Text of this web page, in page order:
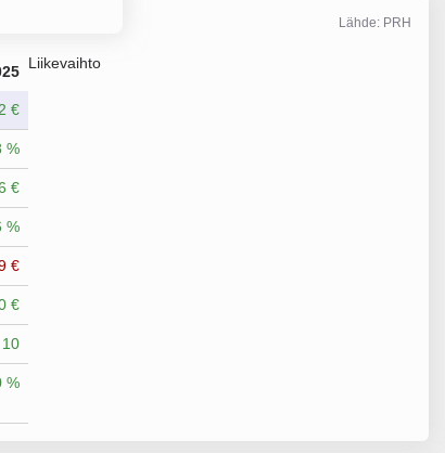
Lähde: PRH
€
%
€
%
€
€
10
%
Liikevaihto